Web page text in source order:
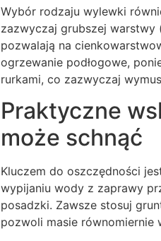
Wybór rodzaju wylewki
zazwyczaj grubszej warstwy
pozwalają na
ogrzewanie podłogowe,
rurkami, co zazwyczaj
Praktyczne
może schnąć
Kluczem do oszczędności
wypijaniu wody z zaprawy
posadzki. Zawsze stosuj
pozwoli masie równomiernie